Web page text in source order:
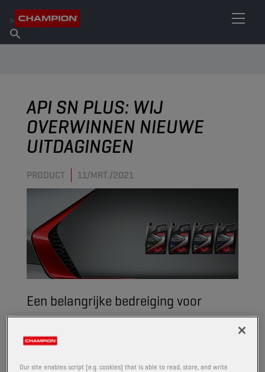
Over Champion
Vind een verkooppunt
API SN PLUS: WIJ
OVERWINNEN NIEUWE
UITDAGINGEN
PRODUCT 11/MRT./2021
Een belangrijke bedreiging voor
krachtige motoren heeft geleid tot de
ontwikkeling van de API SN Plus-
aanvulling. Champion heeft reeds vier
Our site enables script (e.g. cookies) that is able to read, store, and write